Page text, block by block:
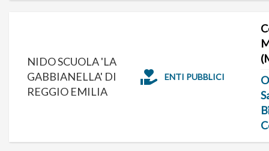
NIDO SCUOLA 'LA
GABBIANELLA' DI
REGGIO EMILIA
ENTI PUBBLICI